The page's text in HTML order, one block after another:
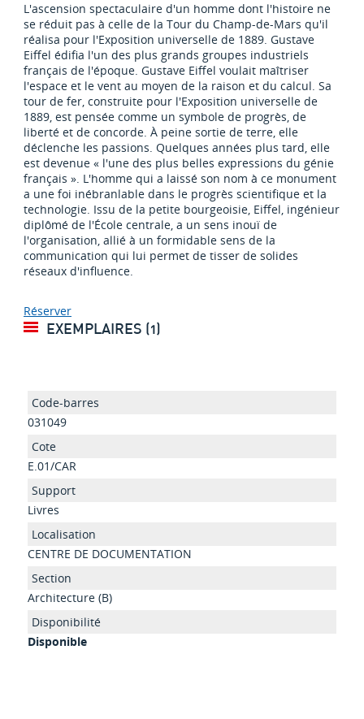
L'ascension spectaculaire d'un homme dont l'histoire ne
se réduit pas à celle de la Tour du Champ-de-Mars qu'il
réalisa pour l'Exposition universelle de 1889. Gustave
Eiffel édifia l'un des plus grands groupes industriels
français de l'époque. Gustave Eiffel voulait maîtriser
l'espace et le vent au moyen de la raison et du calcul. Sa
tour de fer, construite pour l'Exposition universelle de
1889, est pensée comme un symbole de progrès, de
liberté et de concorde. À peine sortie de terre, elle
déclenche les passions. Quelques années plus tard, elle
est devenue « l'une des plus belles expressions du génie
français ». L'homme qui a laissé son nom à ce monument
a une foi inébranlable dans le progrès scientifique et la
technologie. Issu de la petite bourgeoisie, Eiffel, ingénieur
diplômé de l'École centrale, a un sens inouï de
l'organisation, allié à un formidable sens de la
communication qui lui permet de tisser de solides
réseaux d'influence.
Réserver
EXEMPLAIRES (1)
031049
E.01/CAR
Livres
CENTRE DE DOCUMENTATION
Architecture (B)
Disponible